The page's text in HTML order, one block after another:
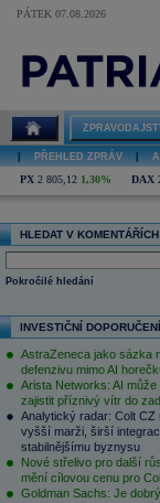
PÁTEK 07.08.2026
PŘEHLED ZPRÁV
PX 2 805,12 1,30% DAX
HLEDAT V KOMENTÁŘÍCH
Pokročilé hledání
INVESTIČNÍ DOPORUČENÍ
AstraZeneca jako sázka
defenzivu mimo AI
Arista Networks: AI může
zajistit příznivý vítr do zad
Analytický radar: Colt CZ
vyšší marži, širší
stabilnějšímu byznysu
Nové střelivo pro další
mění cílovou cenu pro
Goldman Sachs: Je